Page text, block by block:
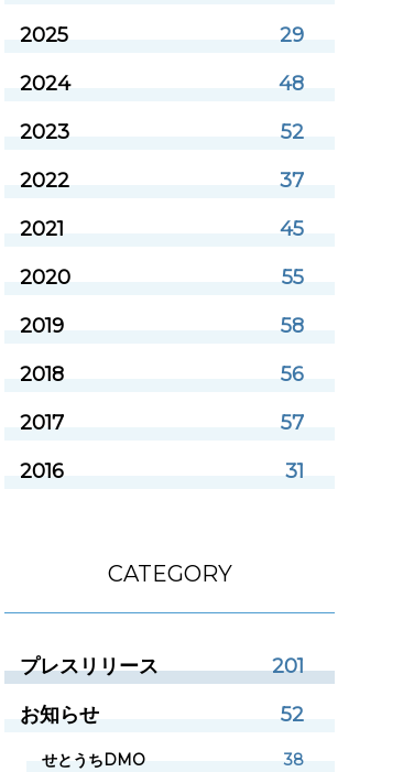
2025
29
2024
48
2023
52
2022
37
2021
45
2020
55
2019
58
2018
56
2017
57
2016
31
CATEGORY
プレスリリース
201
お知らせ
52
せとうちDMO 38